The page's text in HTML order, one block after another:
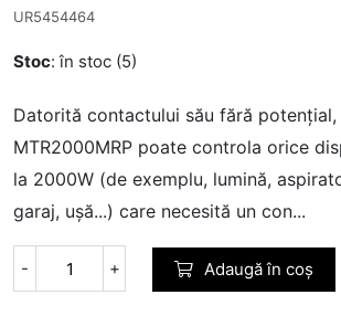
UR5454464
Stoc: în stoc (5)
Datorită contactului său fără potențial,
MTR2000MRP poate controla orice
la 2000W (de exemplu, lumină,
garaj, ușă...) care necesită un con...
- + Adaugă în coș